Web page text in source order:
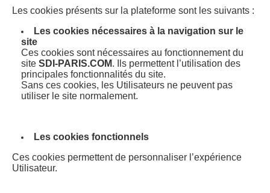
Les cookies présents sur la plateforme sont les suivants :
Les cookies nécessaires à la navigation sur le
site
Ces cookies sont nécessaires au fonctionnement du
site SDI-PARIS.COM. Ils permettent l’utilisation des
principales fonctionnalités du site.
Sans ces cookies, les Utilisateurs ne peuvent pas
utiliser le site normalement.
Les cookies fonctionnels
Ces cookies permettent de personnaliser l’expérience
Utilisateur.